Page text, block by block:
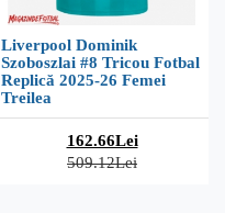
Liverpool Dominik
Szoboszlai #8 Tricou Fotbal
Replică 2025-26 Femei
Treilea
162.66Lei
509.12Lei